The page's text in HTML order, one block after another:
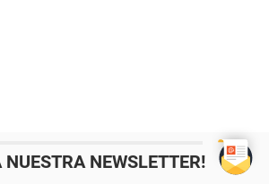
NUESTRA NEWSLETTER!